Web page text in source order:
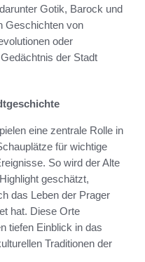
Gotik, Barock und
Geschichten von
oder
der Stadt
eine zentrale Rolle in
für wichtige
So wird der Alte
geschätzt,
das Leben der Prager
hat. Diese Orte
tiefen Einblick in das
Traditionen der